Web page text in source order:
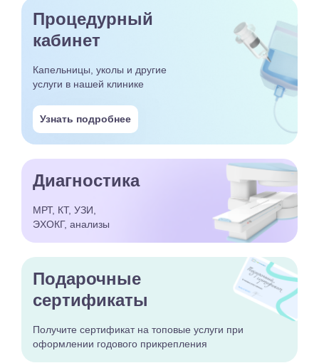
Процедурный
кабинет
Капельницы, уколы и другие
услуги в нашей клинике
Узнать подробнее
Диагностика
МРТ, КТ, УЗИ,
ЭХОКГ, анализы
Подарочные
сертификаты
Получите сертификатна топовые услуги при
оформлении годового прикрепления